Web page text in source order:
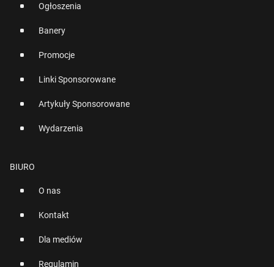
Ogłoszenia
Banery
Promocje
Linki Sponsorowane
Artykuły Sponsorowane
Wydarzenia
BIURO
O nas
Kontakt
Dla mediów
Regulamin